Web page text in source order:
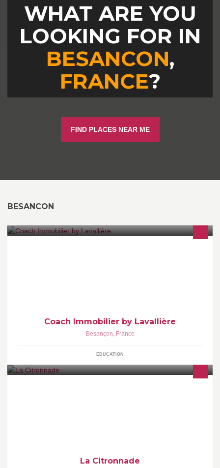
WHAT ARE YOU
LOOKING FOR IN
BESANCON,
FRANCE?
FIND PLACES NEAR ME
BESANCON
Coach Immobilier by Lavallière
Besançon, France
EDUCATION
La Citronnade